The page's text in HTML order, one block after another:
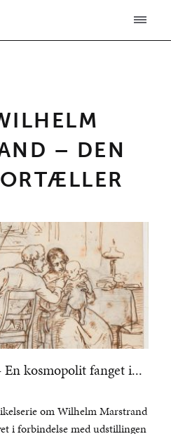
– DEN
kosmopolit fanget i...
om Wilhelm Marstrand
i forbindelse med udstillingen